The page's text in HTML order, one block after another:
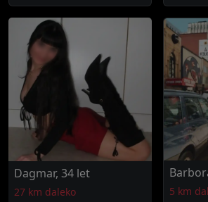
Dagmar, 34 let
27 km daleko
5 km